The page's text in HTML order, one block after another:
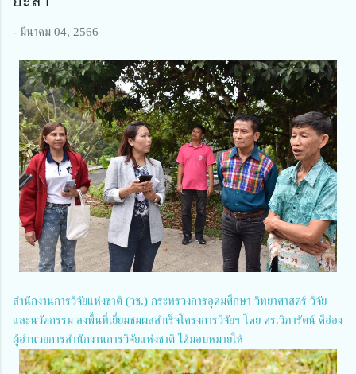
- มีนาคม 04, 2566
สำนักงานการวิจัยแห่งชาติ (วช.) กระทรวงการอุดมศึกษา วิทยาศาสตร์ วิจัย
และนวัตกรรม ลงพื้นที่เยี่ยมชมผลสำเร็จโครงการวิจัยฯ โดย ดร.วิภารัตน์ ดีอ่อง
ผู้อำนวยการสำนักงานการวิจัยแห่งชาติ ได้มอบหมายให้